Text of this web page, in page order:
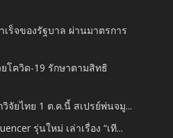
เร็จของรัฐบาล ผ่านมาตรการ
โควิด-19 รักษาตามสิทธิ
จัยไทย 1 ต.ค.นี้ สเปรย์พ่นจมู...
รุ่นใหม่ เล่าเรื่อง “เที...